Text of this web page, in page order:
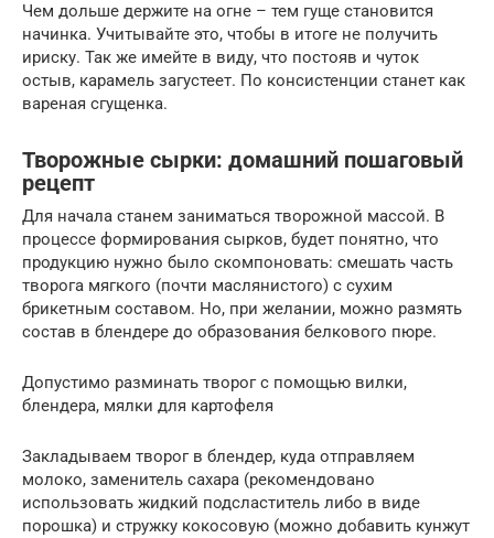
Чем дольше держите на огне – тем гуще становится
начинка. Учитывайте это, чтобы в итоге не получить
ириску. Так же имейте в виду, что постояв и чуток
остыв, карамель загустеет. По консистенции станет как
вареная сгущенка.
Творожные сырки: домашний пошаговый
рецепт
Для начала станем заниматься творожной массой. В
процессе формирования сырков, будет понятно, что
продукцию нужно было скомпоновать: смешать часть
творога мягкого (почти маслянистого) с сухим
брикетным составом. Но, при желании, можно размять
состав в блендере до образования белкового пюре.
Допустимо разминать творог с помощью вилки,
блендера, мялки для картофеля
Закладываем творог в блендер, куда отправляем
молоко, заменитель сахара (рекомендовано
использовать жидкий подсластитель либо в виде
порошка) и стружку кокосовую (можно добавить кунжут